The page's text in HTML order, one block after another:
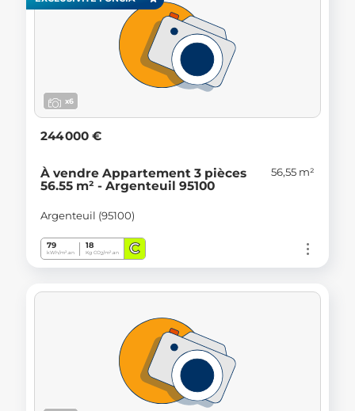
x6
244 000 €
À vendre Appartement 3 pièces
56.55 m² - Argenteuil 95100
56,55 m²
Argenteuil (95100)
79
kWh/m².an
18
Kg CO2/m².an C